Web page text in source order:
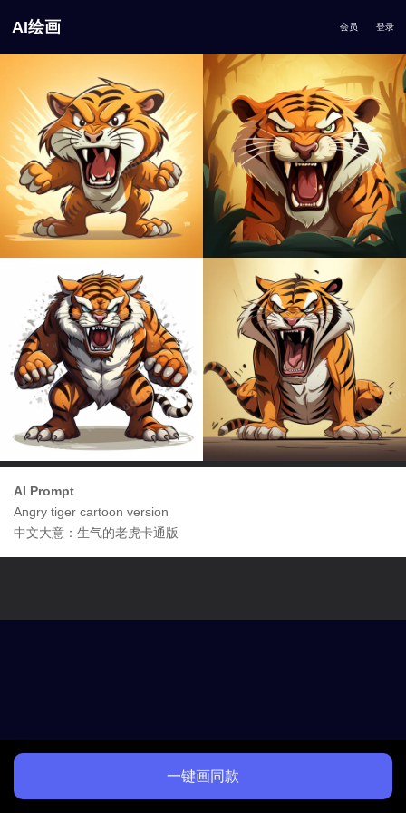
AI绘画 会员 登录
AI Prompt
Angry tiger cartoon version
中文大意：生气的老虎卡通版
一键画同款